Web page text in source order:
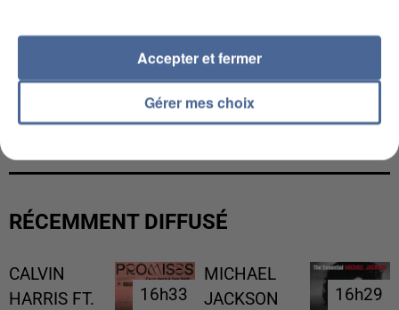
LES DONNÉES DE 300 000 CLIENTS DÉROBÉES À
INTERMARCHÉ APRÈS UNE...
RÉCEMMENT DIFFUSÉ
CALVIN
HARRIS FT.
16h33
16h33
MICHAEL
JACKSON
16h29
16h29
Gérer mes choix
Accepter et fermer